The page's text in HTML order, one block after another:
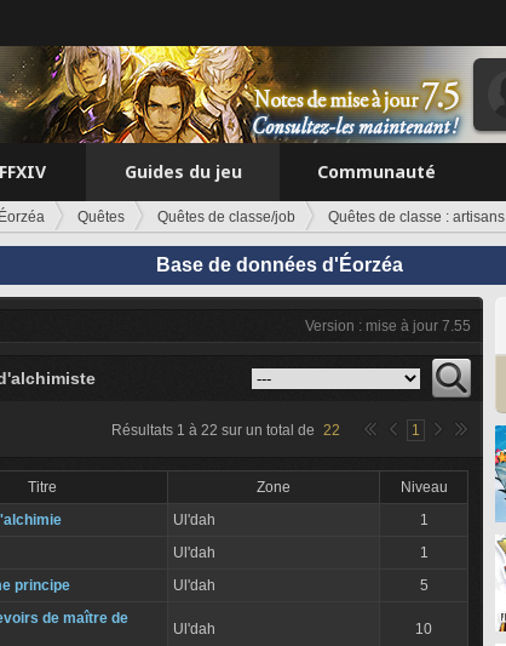
Guides du jeu Communauté
Quêtes Quêtes de classe/job Quêtes de classe : artisans
Base de données d'Éorzéa
Version : mise à jour 7.55
Résultats 1 à 22 sur un total de 22 1
Titre Zone
Niveau
Ul'dah
1
Ul'dah
1
principe
Ul'dah
5
de maître de
Ul'dah 10